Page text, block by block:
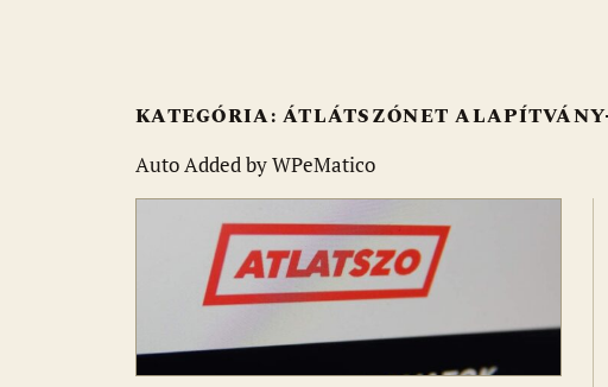
KATEGÓRIA:ÁTLÁTSZÓNET ALAPÍTVÁNY
Auto Added by WPeMatico